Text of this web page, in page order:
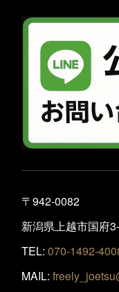
〒942-0082
新潟県上越市国府
TEL: 070-1492-
MAIL: